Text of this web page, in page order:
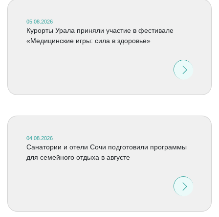
05.08.2026
Курорты Урала приняли участие в фестивале
«Медицинские игры: сила в здоровье»
04.08.2026
Санатории и отели Сочи подготовили программы
для семейного отдыха в августе